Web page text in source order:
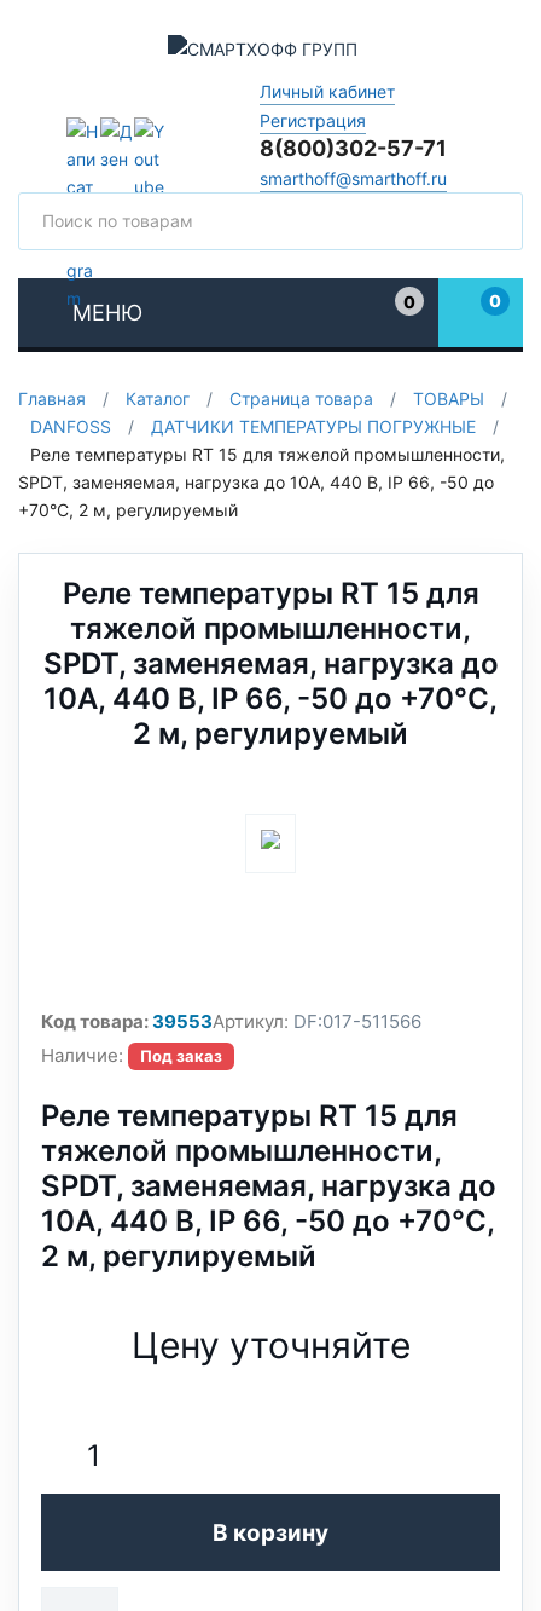
Личный кабинет
Регистрация
8(800)302-57-71
smarthoff@smarthoff.ru
МЕНЮ
0
0
Главная / Каталог / Страница товара / ТОВАРЫ
/
DANFOSS
/ ДАТЧИКИ ТЕМПЕРАТУРЫ ПОГРУЖНЫЕ
/
Реле температуры RT 15 для тяжелой промышленности,
SPDT, заменяемая, нагрузка до 10А, 440 В, IP 66, -50 до
+70°С, 2 м, регулируемый
Реле температуры RT 15 для
тяжелой промышленности,
SPDT, заменяемая, нагрузка до
10А, 440 В, IP 66, -50 до +70°С,
2 м, регулируемый
Код товара:39553Артикул: DF:017-511566
Наличие:
Под заказ
Реле температуры RT 15 для
тяжелой промышленности,
SPDT, заменяемая, нагрузка до
10А, 440 В, IP 66, -50 до +70°С,
2 м, регулируемый
Цену уточняйте
В корзину